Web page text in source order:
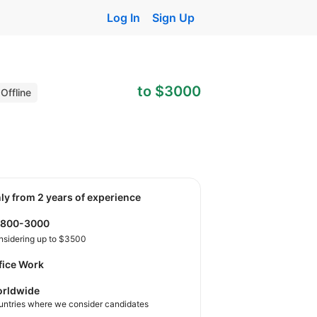
Log In Sign Up
Offline to $3000
from 2 years of experience
3000
up to $3500
Work
where we consider candidates